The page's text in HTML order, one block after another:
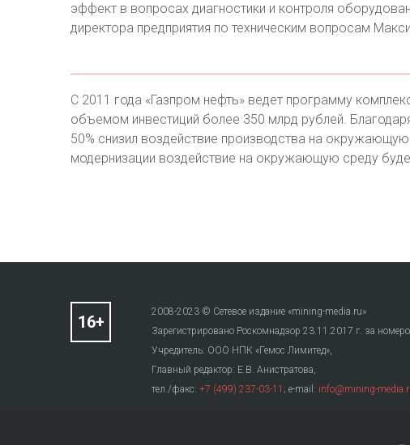
эффект в вопросах диагностики и контроля
директора предприятия по техническим вопросам
С 2011 года «Газпром нефть» ведет программу
объемом инвестиций более 350 млрд рублей.
50% снизил воздействие производства на
модернизации воздействие на окружающую среду
2008-2023 © Сетевое издание «mining-media.ru»
Зарегистрировано Роскомнадзор 23.11.2017 г. за
Учредитель: ООО НПК «Гемос Лимитед»,
Главный редактор: Е.В. Анистратова,
тел./факс: +7 (499) 237-03-11 ; e-mail: info@mining-